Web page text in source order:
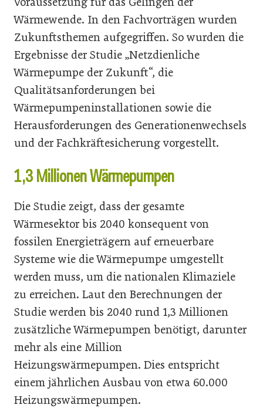
Wärmewende. In den Fachvorträgen wurden
Zukunftsthemen aufgegriffen. So wurden die
Ergebnisse der Studie „Netzdienliche
Wärmepumpe der Zukunft“, die
Qualitätsanforderungen bei
Wärmepumpeninstallationen sowie die
Herausforderungen des Generationenwechsels
und der Fachkräftesicherung vorgestellt.
1,3 Millionen Wärmepumpen
Die Studie zeigt, dass der gesamte
Wärmesektor bis 2040 konsequent von
fossilen Energieträgern auf erneuerbare
Systeme wie die Wärmepumpe umgestellt
werden muss, um die nationalen Klimaziele
zu erreichen. Laut den Berechnungen der
Studie werden bis 2040 rund 1,3 Millionen
zusätzliche Wärmepumpen benötigt, darunter
mehr als eine Million
Heizungswärmepumpen. Dies entspricht
einem jährlichen Ausbau von etwa 60.000
Heizungswärmepumpen.